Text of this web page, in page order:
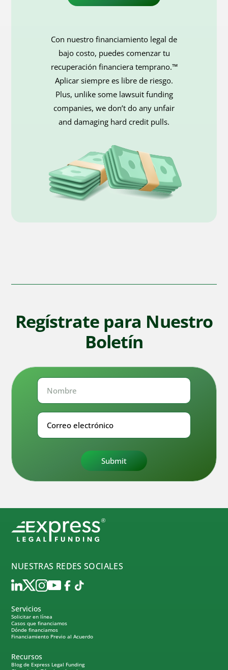
Con nuestro financiamiento legal de
bajo costo, puedes comenzar tu
recuperación financiera temprano.™
Aplicar siempre es libre de riesgo.
Plus, unlike some lawsuit funding
companies, we don’t do any unfair
and damaging hard credit pulls.
Regístrate para Nuestro
Boletín
Nombre
Correo
electrónico
NUESTRAS REDES SOCIALES
Servicios
Solicitar en línea
Casos que financiamos
Dónde financiamos
Financiamiento Previo al Acuerdo
Recursos
Blog de Express Legal Funding